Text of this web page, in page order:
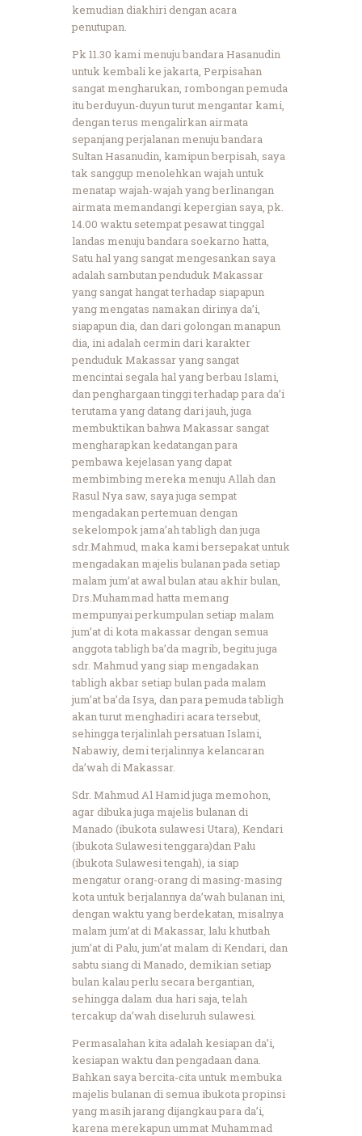
kemudian diakhiri dengan acara
penutupan.
Pk 11.30 kami menuju bandara Hasanudin
untuk kembali ke jakarta, Perpisahan
sangat mengharukan, rombongan pemuda
itu berduyun-duyun turut mengantar kami,
dengan terus mengalirkan airmata
sepanjang perjalanan menuju bandara
Sultan Hasanudin, kamipun berpisah, saya
tak sanggup menolehkan wajah untuk
menatap wajah-wajah yang berlinangan
airmata memandangi kepergian saya, pk.
14.00 waktu setempat pesawat tinggal
landas menuju bandara soekarno hatta,
Satu hal yang sangat mengesankan saya
adalah sambutan penduduk Makassar
yang sangat hangat terhadap siapapun
yang mengatas namakan dirinya da’i,
siapapun dia, dan dari golongan manapun
dia, ini adalah cermin dari karakter
penduduk Makassar yang sangat
mencintai segala hal yang berbau Islami,
dan penghargaan tinggi terhadap para da’i
terutama yang datang dari jauh, juga
membuktikan bahwa Makassar sangat
mengharapkan kedatangan para
pembawa kejelasan yang dapat
membimbing mereka menuju Allah dan
Rasul Nya saw, saya juga sempat
mengadakan pertemuan dengan
sekelompok jama’ah tabligh dan juga
sdr.Mahmud, maka kami bersepakat untuk
mengadakan majelis bulanan pada setiap
malam jum’at awal bulan atau akhir bulan,
Drs.Muhammad hatta memang
mempunyai perkumpulan setiap malam
jum’at di kota makassar dengan semua
anggota tabligh ba’da magrib, begitu juga
sdr. Mahmud yang siap mengadakan
tabligh akbar setiap bulan pada malam
jum’at ba’da Isya, dan para pemuda tabligh
akan turut menghadiri acara tersebut,
sehingga terjalinlah persatuan Islami,
Nabawiy, demi terjalinnya kelancaran
da’wah di Makassar.
Sdr. Mahmud Al Hamid juga memohon,
agar dibuka juga majelis bulanan di
Manado (ibukota sulawesi Utara), Kendari
(ibukota Sulawesi tenggara)dan Palu
(ibukota Sulawesi tengah), ia siap
mengatur orang-orang di masing-masing
kota untuk berjalannya da’wah bulanan ini,
dengan waktu yang berdekatan, misalnya
malam jum’at di Makassar, lalu khutbah
jum’at di Palu, jum’at malam di Kendari, dan
sabtu siang di Manado, demikian setiap
bulan kalau perlu secara bergantian,
sehingga dalam dua hari saja, telah
tercakup da’wah diseluruh sulawesi.
Permasalahan kita adalah kesiapan da’i,
kesiapan waktu dan pengadaan dana.
Bahkan saya bercita-cita untuk membuka
majelis bulanan di semua ibukota propinsi
yang masih jarang dijangkau para da’i,
karena merekapun ummat Muhammad